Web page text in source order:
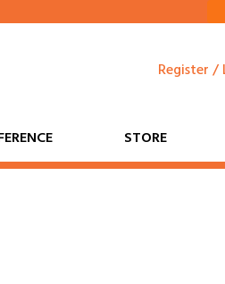
0
Register /
STORE